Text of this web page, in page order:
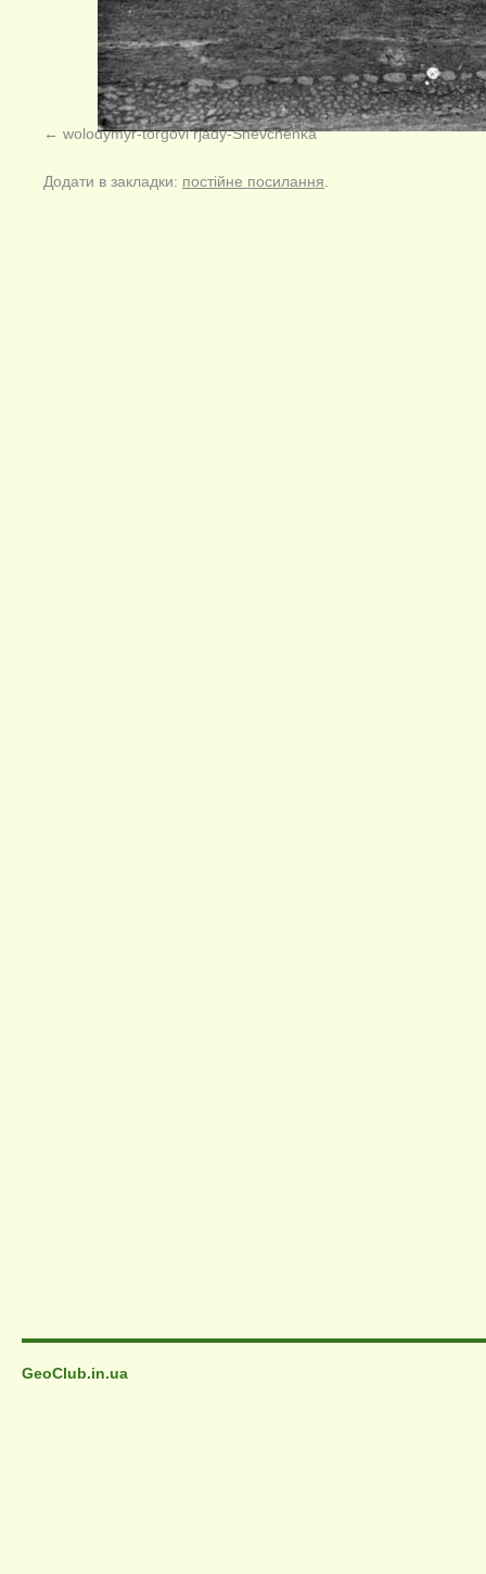
wolodymyr-torgovi rjady-Shevchenka
Додати в закладки: постійне посилання
GeoClub.in.ua